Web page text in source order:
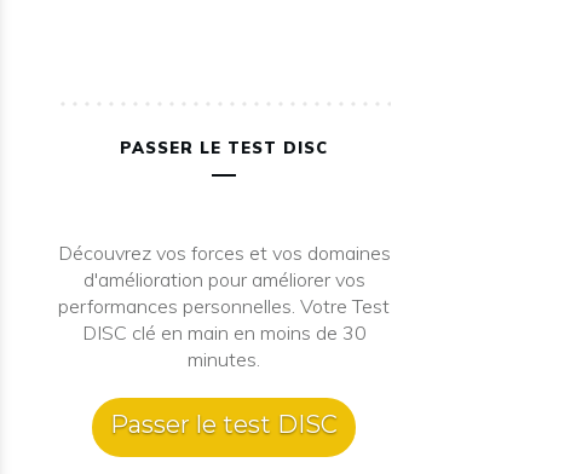
PASSER LE TEST DISC
Découvrez vos forces et vos domaines
d'amélioration pour améliorer vos
performances personnelles. Votre Test
DISC clé en main en moins de 30
minutes.
Passer le test DISC